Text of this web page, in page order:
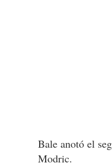
Bale anotó el
Modric.